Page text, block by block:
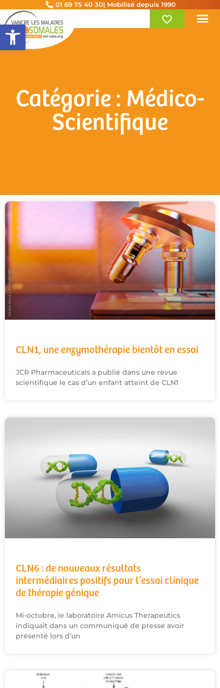
Ouvrir la barre d’outils
01 69 75 40 30| Mobilisé depuis 1990
Catégorie : Médico-
Scientifique
CLN1, une enzymothérapie bientôt en essai
JCR Pharmaceuticals a publié dans une revue
scientifique le cas d’un enfant atteint de CLN1
CLN6 : de nouveaux résultats
intermédiaires positifs pour l’essai clinique
de thérapie génique
Mi-octobre, le laboratoire Amicus Therapeutics
indiquait dans un communiqué de presse avoir
présenté lors d’un